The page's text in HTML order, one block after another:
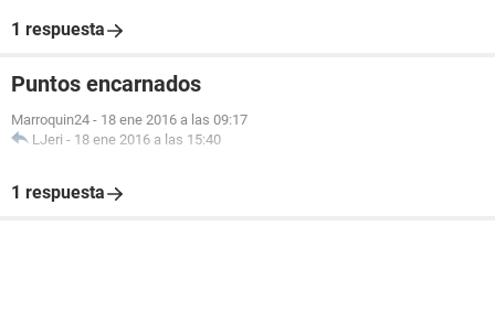
1 respuesta
Puntos encarnados
Marroquin24 - 18 ene 2016 a las 09:17
LJeri - 18 ene 2016 a las 15:40
1 respuesta